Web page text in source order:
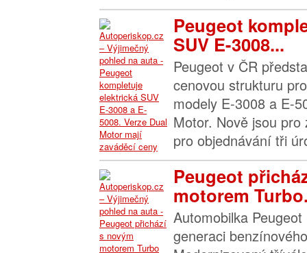
Peugeot
SUV E-3008...
Peugeot v ČR
cenovou strukturu
modely E-3008 a E-
Motor. Nově jsou
pro objednávání tři
Peugeot
motorem
Automobilka
generaci